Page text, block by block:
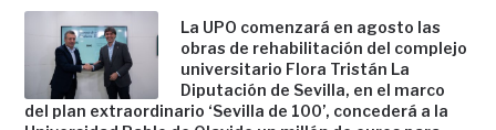
La UPO comenzará en agosto las
obras de rehabilitación del complejo
universitario Flora Tristán La
Diputación de Sevilla, en el marco
del plan extraordinario ‘Sevilla de 100’, concederá a la